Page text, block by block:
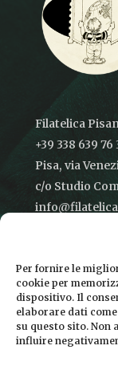
Per fornire le
cookie per
dispositivo. Il
elaborare dati
su questo sito. Non
influire
Filatelica
+39 338 639 76
Pisa, via
c/o Studio
CONDIZIONI
INFORMATIVA
COOKIE